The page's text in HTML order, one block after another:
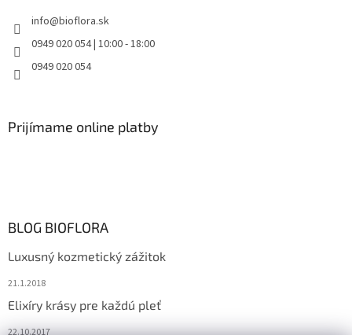
info@bioflora.sk
0949 020 054 | 10:00 - 18:00
0949 020 054
Prijímame online platby
BLOG BIOFLORA
Luxusný kozmetický zážitok
21.1.2018
Elixíry krásy pre každú pleť
22.10.2017